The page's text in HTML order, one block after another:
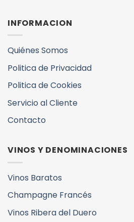
INFORMACION
Quiénes Somos
Politica de Privacidad
Politica de Cookies
Servicio al Cliente
Contacto
VINOS Y DENOMINACIONES
Vinos Baratos
Champagne Francés
Vinos Ribera del Duero